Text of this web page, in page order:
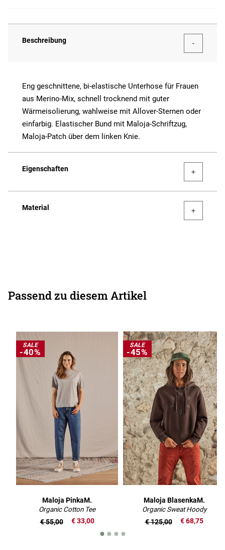
Beschreibung
Eng geschnittene, bi-elastische Unterhose für Frauen
aus Merino-Mix, schnell trocknend mit guter
Wärmeisolierung, wahlweise mit Allover-Sternen oder
einfarbig. Elastischer Bund mit Maloja-Schriftzug,
Maloja-Patch über dem linken Knie.
Eigenschaften
Material
Passend zu diesem Artikel
SALE
-40%
Maloja PinkaM.
Organic Cotton Tee
€ 33,00
€ 55,00
SALE
-45%
Maloja BlasenkaM.
Organic Sweat Hoody
€ 68,75
€ 125,00